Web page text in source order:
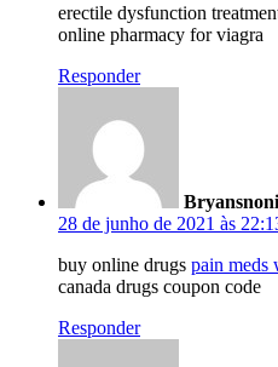
erectile dysfunction
online pharmacy for viagra
Responder
Bryansnoni
28 de junho de 2021 às
buy online drugs pain meds
canada drugs coupon code
Responder